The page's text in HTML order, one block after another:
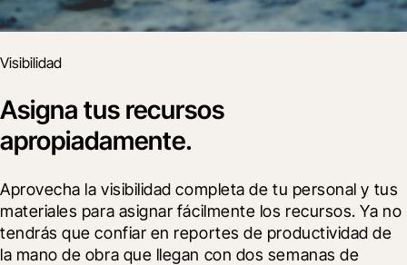
Visibilidad
Asigna tus recursos
apropiadamente.
Aprovecha la visibilidad completa de tu personal y tus
materiales para asignar fácilmente los recursos. Ya no
tendrás que confiar en reportes de productividad de
la mano de obra que llegan con dos semanas de